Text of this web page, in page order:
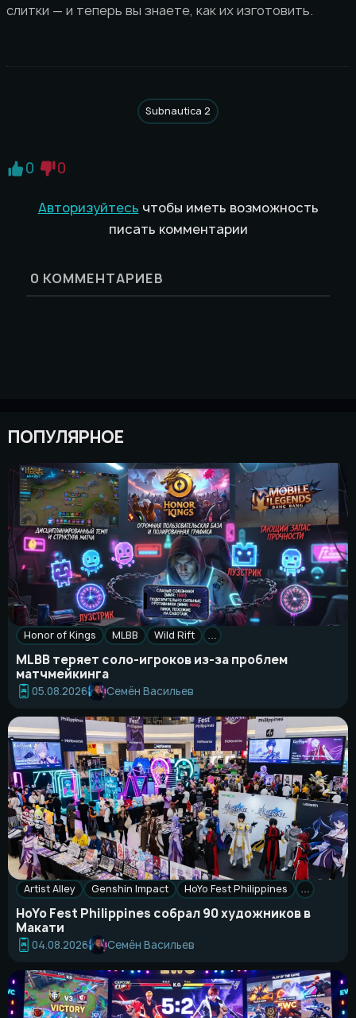
слитки — и теперь вы знаете, как их изготовить.
Subnautica 2
0 0
Авторизуйтесь чтобы иметь возможность
писать комментарии
0 КОММЕНТАРИЕВ
ПОПУЛЯРНОЕ
Honor of Kings MLBB Wild Rift …
MLBB теряет соло-игроков из-за проблем
матчмейкинга
05.08.2026 Семён Васильев
Artist Alley Genshin Impact HoYo Fest Philippines …
HoYo Fest Philippines собрал 90 художников в
Макати
04.08.2026 Семён Васильев